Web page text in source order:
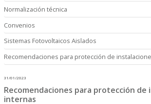
Normalización técnica
Convenios
Sistemas Fotovoltaicos Aislados
Recomendaciones para protección de
31/01/2023
Recomendaciones para protección de
internas